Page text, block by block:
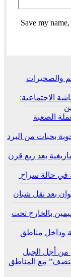
Save my
والصخيرات
الاجتماعية:
الصعبة
بحبات من البرد
بعد ربع قرن
في حالة سراح
بعد نقل شبان
بالخارج تحت
وداخل مناطق
المدني من أجل الجبل
مع المناطق